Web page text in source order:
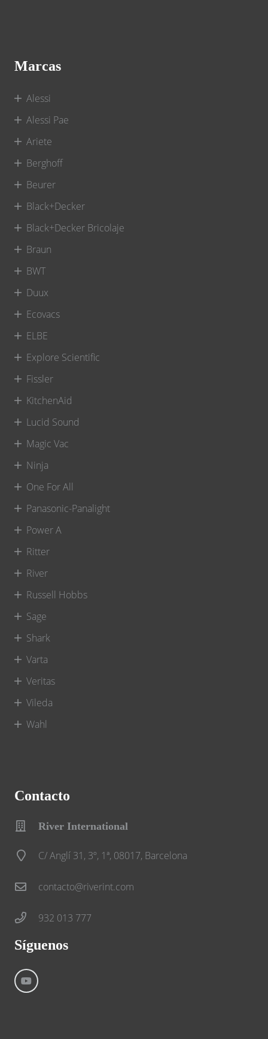
Marcas
Alessi
Alessi Pae
Ariete
Berghoff
Beurer
Black+Decker
Black+Decker Bricolaje
Braun
BWT
Duux
Ecovacs
ELBE
Explore Scientific
Fissler
KitchenAid
Lucid Sound
Magic Vac
Ninja
One For All
Panasonic-Panalight
Power A
Ritter
River
Russell Hobbs
Sage
Shark
Varta
Veritas
Vileda
Wahl
Contacto
River International
C/ Anglí 31, 3º, 1ª, 08017, Barcelona
contacto@riverint.com
932 013 777
Síguenos